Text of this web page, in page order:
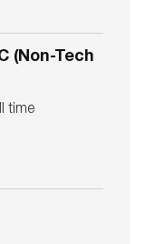
(Non-Tech
time
Lviv SDC (Non-